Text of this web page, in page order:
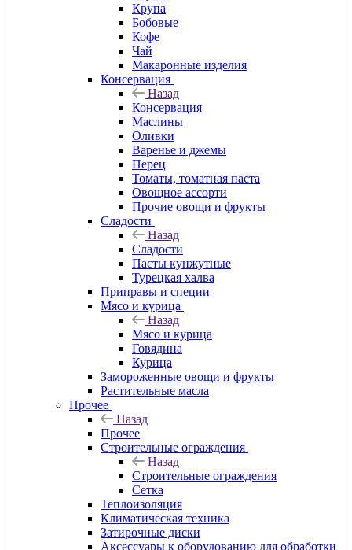
Крупа
Бобовые
Кофе
Чай
Макаронные изделия
Консервация
Назад
Консервация
Маслины
Оливки
Варенье и джемы
Перец
Томаты, томатная паста
Овощное ассорти
Прочие овощи и фрукты
Сладости
Назад
Сладости
Пасты кунжутные
Турецкая халва
Приправы и специи
Мясо и курица
Назад
Мясо и курица
Говядина
Курица
Замороженные овощи и фрукты
Растительные масла
Прочее
Назад
Прочее
Строительные ограждения
Назад
Строительные ограждения
Сетка
Теплоизоляция
Климатическая техника
Затирочные диски
Аксессуары к оборудованию для обработки